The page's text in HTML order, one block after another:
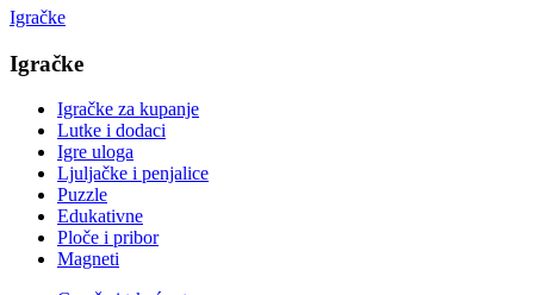
Igračke
Igračke
Igračke za kupanje
Lutke i dodaci
Igre uloga
Ljuljačke i penjalice
Puzzle
Edukativne
Ploče i pribor
Magneti